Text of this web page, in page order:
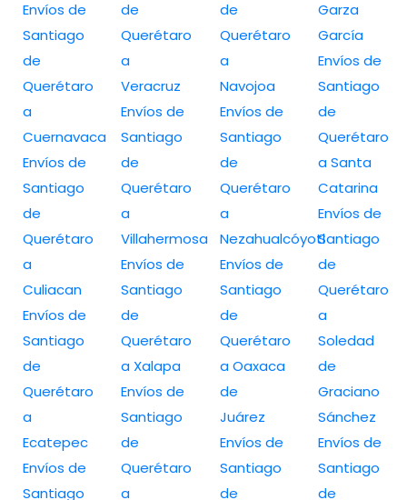
Envíos de
Santiago
de
Querétaro
a
Cuernavaca
Envíos de
Santiago
de
Querétaro
a
Culiacan
Envíos de
Santiago
de
Querétaro
a
Ecatepec
Envíos de
Santiago
de
Querétaro
a
Veracruz
Envíos de
Santiago
de
Querétaro
a
Villahermosa
Envíos de
Santiago
de
Querétaro
a Xalapa
Envíos de
Santiago
de
Querétaro
a
de
Querétaro
a
Navojoa
Envíos de
Santiago
de
Querétaro
a
Nezahualcóyotl
Envíos de
Santiago
de
Querétaro
a Oaxaca
de
Juárez
Envíos de
Santiago
de
Garza
García
Envíos de
Santiago
de
Querétaro
a Santa
Catarina
Envíos de
Santiago
de
Querétaro
a
Soledad
de
Graciano
Sánchez
Envíos de
Santiago
de